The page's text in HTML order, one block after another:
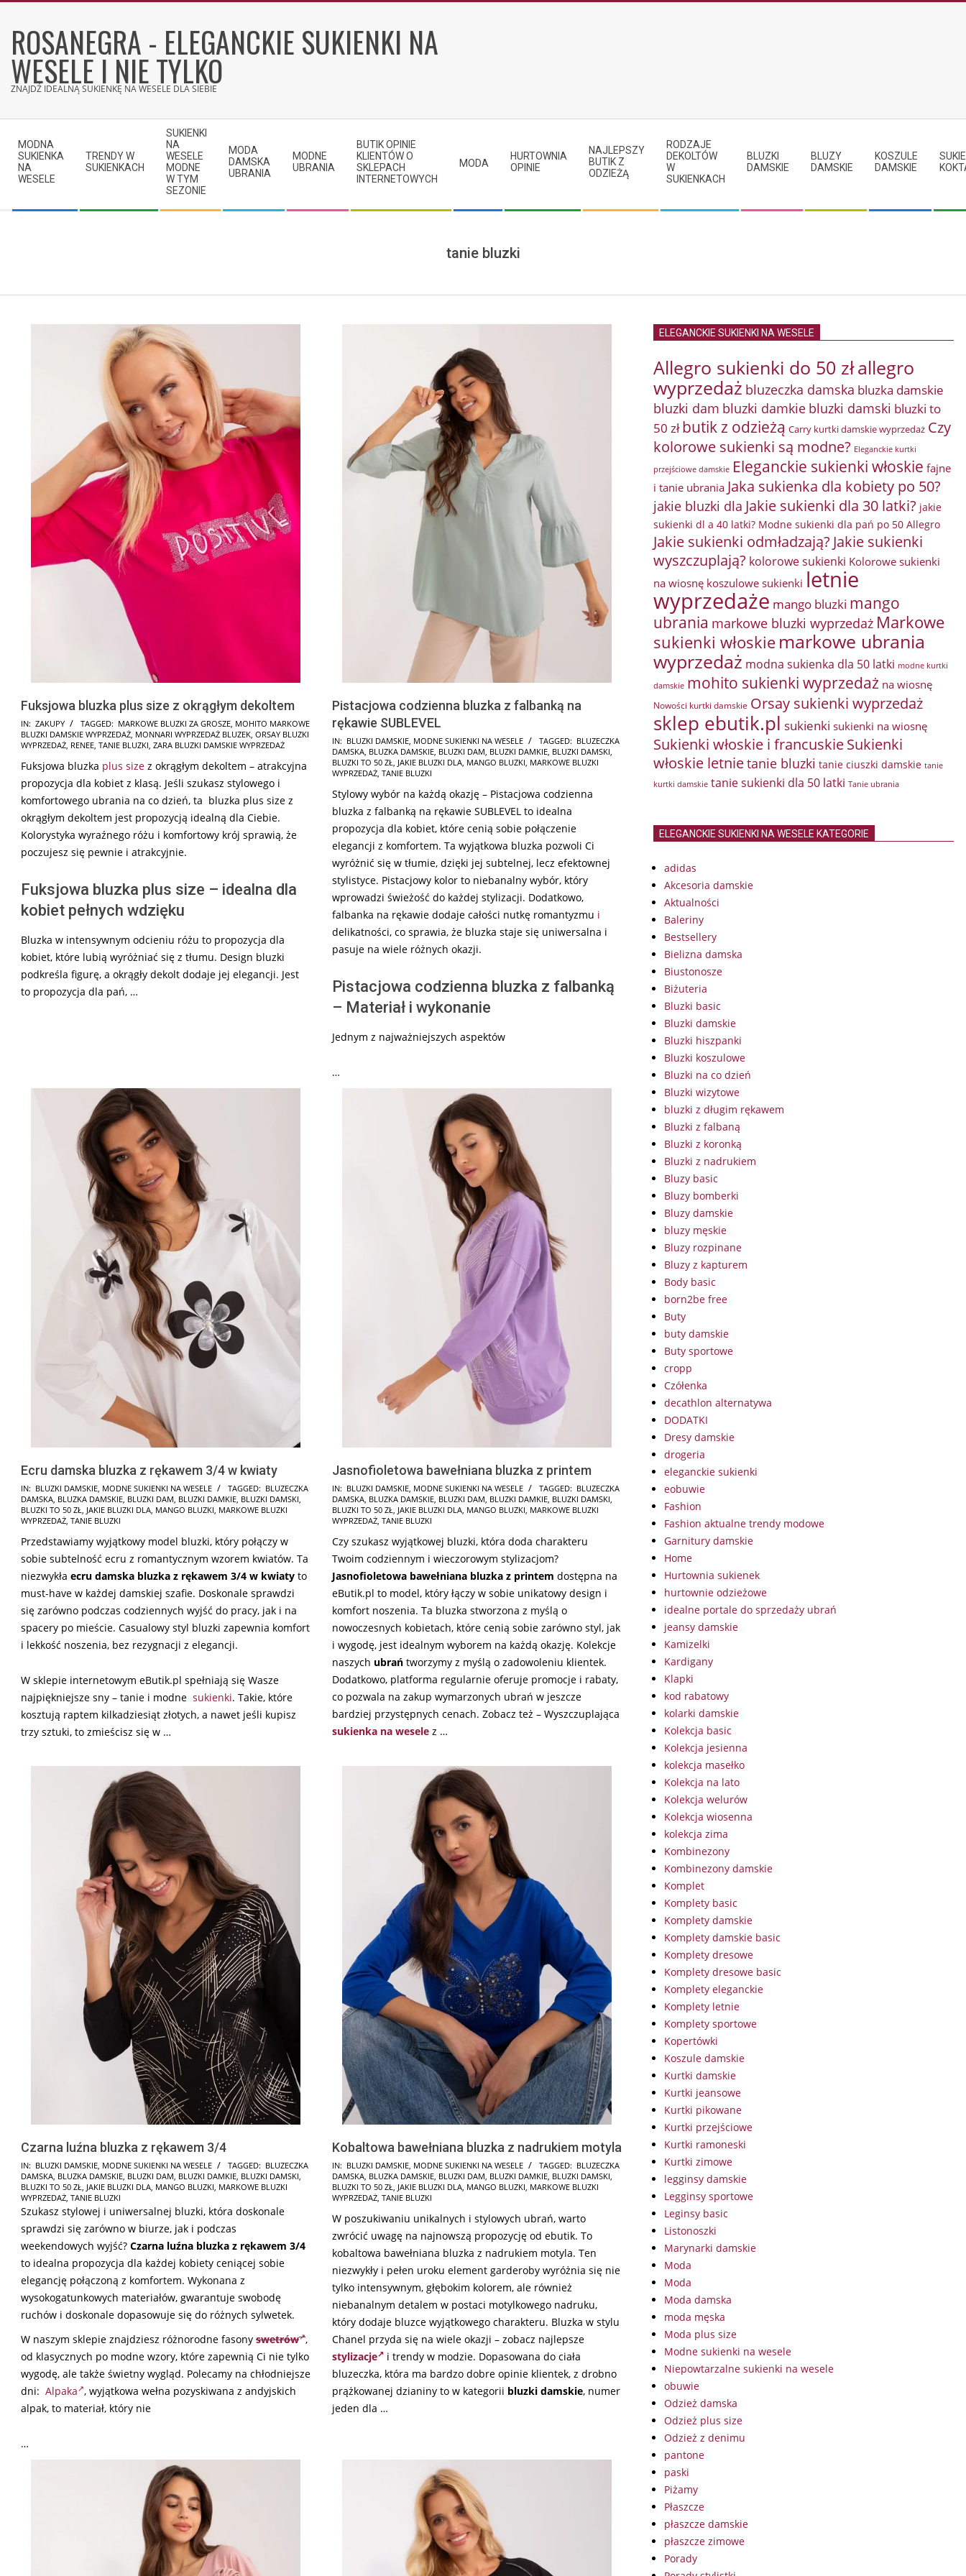
contentROSANEGRA - ELEGANCKIE SUKIENKI NA
WESELE I NIE TYLKO
ZNAJDŹ IDEALNĄ SUKIENKĘ NA WESELE DLA SIEBIE
Navigation
Menu
MODNA
SUKIENKA
NA
WESELE
TRENDY W
SUKIENKACH
SUKIENKI
NA
WESELE
MODNE
W TYM
SEZONIE
MODA
DAMSKA
UBRANIA
MODNE
UBRANIA
BUTIK OPINIE
KLIENTÓW O
SKLEPACH
INTERNETOWYCH
MODA
HURTOWNIA
OPINIE
NAJLEPSZY
BUTIK Z
ODZIEŻĄ
RODZAJE
DEKOLTÓW
W
SUKIENKACH
BLUZKI
DAMSKIE
BLUZY
DAMSKIE
KOSZULE
DAMSKIE
tanie bluzki
Fuksjowa bluzka plus size z okrągłym dekoltem
2025-
10-
IN: ZAKUPY TAGGED: MARKOWE BLUZKI ZA GROSZE, MOHITO MARKOWE
BLUZKI DAMSKIE WYPRZEDAŻ, MONNARI WYPRZEDAŻ BLUZEK, ORSAY BLUZKI
WYPRZEDAŻ, RENEE, TANIE BLUZKI, ZARA BLUZKI DAMSKIE WYPRZEDAŻ
Fuksjowa bluzka plus size z okrągłym dekoltem – atrakcyjna
propozycja dla kobiet z klasą. Jeśli szukasz stylowego i
komfortowego ubrania na co dzień, ta bluzka plus size z
okrągłym dekoltem jest propozycją idealną dla Ciebie.
Kolorystyka wyraźnego różu i komfortowy krój sprawią, że
poczujesz się pewnie i atrakcyjnie.
Fuksjowa bluzka plus size – idealna dla
kobiet pełnych wdzięku
Bluzka w intensywnym odcieniu różu to propozycja dla
kobiet, które lubią wyróżniać się z tłumu. Design bluzki
podkreśla figurę, a okrągły dekolt dodaje jej elegancji. Jest
to propozycja dla pań, …
Pistacjowa codzienna bluzka z falbanką na
rękawie SUBLEVEL
2024-
07-
25
IN: BLUZKI DAMSKIE, MODNE SUKIENKI NA WESELE TAGGED: BLUZECZKA
DAMSKA, BLUZKA DAMSKIE, BLUZKI DAM, BLUZKI DAMKIE, BLUZKI DAMSKI,
BLUZKI TO 50 ZŁ, JAKIE BLUZKI DLA, MANGO BLUZKI, MARKOWE BLUZKI
WYPRZEDAŻ, TANIE BLUZKI
Stylowy wybór na każdą okazję – Pistacjowa codzienna
bluzka z falbanką na rękawie SUBLEVEL to idealna
propozycja dla kobiet, które cenią sobie połączenie
elegancji z komfortem. Ta wyjątkowa bluzka pozwoli Ci
wyróżnić się w tłumie, dzięki jej subtelnej, lecz efektownej
stylistyce. Pistacjowy kolor to niebanalny wybór, który
wprowadzi świeżość do każdej stylizacji. Dodatkowo,
falbanka na rękawie dodaje całości nutkę romantyzmu i
delikatności, co sprawia, że bluzka staje się uniwersalna i
pasuje na wiele różnych okazji.
Pistacjowa codzienna bluzka z falbanką
– Materiał i wykonanie
Jednym z najważniejszych aspektów
…
Ecru damska bluzka z rękawem 3/4 w kwiaty
2024-
07-
17
IN: BLUZKI DAMSKIE MODNE SUKIENKI NA WESELE TAGGED: BLUZECZKA
DAMSKA BLUZKA DAMSKIE BLUZKI DAM BLUZKI DAMKIE BLUZKI DAMSKI
BLUZKI TO 50 ZŁ JAKIE BLUZKI DLA MANGO BLUZKI MARKOWE BLUZKI
WYPRZEDAŻ TANIE BLUZKI
Przedstawiamy wyjątkowy model bluzki, który połączy w
sobie subtelność ecru z romantycznym wzorem kwiatów. Ta
niezwykła ecru damska bluzka z rękawem 3/4 w kwiaty to
must-have w każdej damskiej szafie. Doskonale sprawdzi
się zarówno podczas codziennych wyjść do pracy, jak i na
spacery po mieście. Casualowy styl bluzki zapewnia komfort
i lekkość noszenia, bez rezygnacji z elegancji.
W sklepie internetowym eButik.pl spełniają się Wasze
najpiękniejsze sny – tanie i modne sukienki. Takie, które
kosztują raptem kilkadziesiąt złotych, a nawet jeśli kupisz
trzy sztuki, to zmieścisz się w …
Jasnofioletowa bawełniana bluzka z printem
2024-
07-
17
IN: BLUZKI DAMSKIE MODNE SUKIENKI NA WESELE TAGGED: BLUZECZKA
DAMSKA BLUZKA DAMSKIE BLUZKI DAM BLUZKI DAMKIE BLUZKI DAMSKI
BLUZKI TO 50 ZŁ JAKIE BLUZKI DLA MANGO BLUZKI MARKOWE BLUZKI
WYPRZEDAŻ TANIE BLUZKI
Czy szukasz wyjątkowej bluzki, która doda charakteru
Twoim codziennym i wieczorowym stylizacjom?
Jasnofioletowa bawełniana bluzka z printem dostępna na
eButik.pl to model, który łączy w sobie unikatowy design i
komfort noszenia. Ta bluzka stworzona z myślą o
nowoczesnych kobietach, które cenią sobie zarówno styl, jak
i wygodę, jest idealnym wyborem na każdą okazję. Kolekcje
naszych ubrań tworzymy z myślą o zadowoleniu klientek.
Dodatkowo, platforma regularnie oferuje promocje i rabaty,
co pozwala na zakup wymarzonych ubrań w jeszcze
bardziej przystępnych cenach. Zobacz też – Wyszczuplająca
sukienka na wesele z …
Czarna luźna bluzka z rękawem 3/4
2024-
07-
17
IN: BLUZKI DAMSKIE, MODNE SUKIENKI NA WESELE TAGGED: BLUZECZKA
DAMSKA, BLUZKA DAMSKIE, BLUZKI DAM, BLUZKI DAMKIE, BLUZKI DAMSKI,
BLUZKI TO 50 ZŁ, JAKIE BLUZKI DLA, MANGO BLUZKI, MARKOWE BLUZKI
WYPRZEDAŻ, TANIE BLUZKI
Szukasz stylowej i uniwersalnej bluzki, która doskonale
sprawdzi się zarówno w biurze, jak i podczas
weekendowych wyjść? Czarna luźna bluzka z rękawem 3/4
to idealna propozycja dla każdej kobiety ceniącej sobie
elegancję połączoną z komfortem. Wykonana z
wysokogatunkowych materiałów, gwarantuje swobodę
ruchów i doskonale dopasowuje się do różnych sylwetek.
W naszym sklepie znajdziesz różnorodne fasony swetrów ,
od klasycznych po modne wzory, które zapewnią Ci nie tylko
wygodę, ale także świetny wygląd. Polecamy na chłodniejsze
dni: Alpaka , wyjątkowa wełna pozyskiwana z andyjskich
alpak, to materiał, który nie
…
Kobaltowa bawełniana bluzka z nadrukiem motyla
2024-
07-
17
IN: BLUZKI DAMSKIE, MODNE SUKIENKI NA WESELE TAGGED: BLUZECZKA
DAMSKA, BLUZKA DAMSKIE, BLUZKI DAM, BLUZKI DAMKIE, BLUZKI DAMSKI,
BLUZKI TO 50 ZŁ, JAKIE BLUZKI DLA, MANGO BLUZKI, MARKOWE BLUZKI
WYPRZEDAŻ, TANIE BLUZKI
W poszukiwaniu unikalnych i stylowych ubrań, warto
zwrócić uwagę na najnowszą propozycję od ebutik. To
kobaltowa bawełniana bluzka z nadrukiem motyla. Ten
niezwykły i pełen uroku element garderoby wyróżnia się nie
tylko intensywnym, głębokim kolorem, ale również
niebanalnym detalem w postaci motylkowego nadruku,
który dodaje bluzce wyjątkowego charakteru. Bluzka w stylu
Chanel przyda się na wiele okazji – zobacz najlepsze
stylizacje
i trendy w modzie. Dopasowana do ciała
bluzeczka, która ma bardzo dobre opinie klientek, z drobno
prążkowanej dzianiny to w kategorii bluzki damskie, numer
jeden dla …
ELEGANCKIE SUKIENKI NA WESELE
Allegro sukienki do 50 złallegro
wyprzedaż bluzeczka damska bluzka damskie
bluzki dam bluzki damkie bluzki damski bluzki to
50 zł butik z odzieżą Carry kurtki damskie wyprzedaż Czy
kolorowe sukienki są modne? Eleganckie kurtki
przejściowe damskie Eleganckie sukienki włoskie fajne
i tanie ubrania Jaka sukienka dla kobiety po 50?
jakie bluzki dla Jakie sukienki dla 30 latki? jakie
sukienki dl a 40 latki? Modne sukienki dla pań po 50 Allegro
Jakie sukienki odmładzają? Jakie sukienki
wyszczuplają? kolorowe sukienki Kolorowe sukienki
na wiosnę koszulowe sukienki letnie
wyprzedaże mango bluzki mango
ubrania markowe bluzki wyprzedaż Markowe
sukienki włoskie markowe ubrania
wyprzedaż modna sukienka dla 50 latki modne kurtki
damskie mohito sukienki wyprzedaż na wiosnę
Nowości kurtki damskie Orsay sukienki wyprzedaż
sklep ebutik.pl sukienki sukienki na wiosnę
Sukienki włoskie i francuskieSukienki
włoskie letnietanie bluzki tanie ciuszki damskie tanie
kurtki damskie tanie sukienki dla 50 latki Tanie ubrania
ELEGANCKIE SUKIENKI NA WESELE KATEGORIE
adidas
Akcesoria damskie
Aktualności
Baleriny
Bestsellery
Bielizna damska
Biustonosze
Biżuteria
Bluzki basic
Bluzki damskie
Bluzki hiszpanki
Bluzki koszulowe
Bluzki na co dzień
Bluzki wizytowe
bluzki z długim rękawem
Bluzki z falbaną
Bluzki z koronką
Bluzki z nadrukiem
Bluzy basic
Bluzy bomberki
Bluzy damskie
bluzy męskie
Bluzy rozpinane
Bluzy z kapturem
Body basic
born2be free
Buty
buty damskie
Buty sportowe
cropp
Czółenka
decathlon alternatywa
DODATKI
Dresy damskie
drogeria
eleganckie sukienki
eobuwie
Fashion
Fashion aktualne trendy modowe
Garnitury damskie
Home
Hurtownia sukienek
hurtownie odzieżowe
idealne portale do sprzedaży ubrań
jeansy damskie
Kamizelki
Kardigany
Klapki
kod rabatowy
kolarki damskie
Kolekcja basic
Kolekcja jesienna
kolekcja masełko
Kolekcja na lato
Kolekcja welurów
Kolekcja wiosenna
kolekcja zima
Kombinezony
Kombinezony damskie
Komplet
Komplety basic
Komplety damskie
Komplety damskie basic
Komplety dresowe
Komplety dresowe basic
Komplety eleganckie
Komplety letnie
Komplety sportowe
Kopertówki
Koszule damskie
Kurtki damskie
Kurtki jeansowe
Kurtki pikowane
Kurtki przejściowe
Kurtki ramoneski
Kurtki zimowe
legginsy damskie
Legginsy sportowe
Leginsy basic
Listonoszki
Marynarki damskie
Moda
Moda
Moda damska
moda męska
Moda plus size
Modne sukienki na wesele
Niepowtarzalne sukienki na wesele
obuwie
Odzież damska
Odzież plus size
Odzież z denimu
pantone
paski
Piżamy
Płaszcze
płaszcze damskie
płaszcze zimowe
Porady